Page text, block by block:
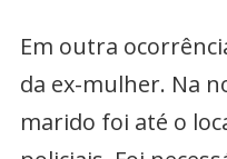
Em outra
da ex-mulher. Na
marido foi até o